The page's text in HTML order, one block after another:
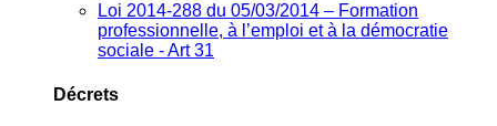
Loi 2014-288 du 05/03/2014 – Formation
professionnelle, à l’emploi et à la démocratie
sociale - Art 31
Décrets